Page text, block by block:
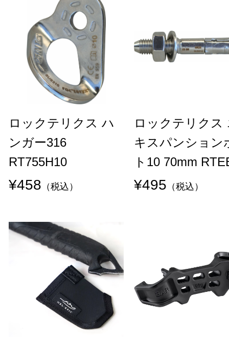
ロックテリクス ハ
ンガー316
RT755H10
¥458 （税込）
ロックテリクス
キスパンション
ト10 70mm
¥495 （税込）